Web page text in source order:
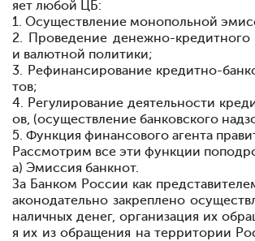
яет любой ЦБ:
1. Осуществление монопольной
2. Проведение денежно-кредитного
и валютной политики;
3. Рефинансирование кредитно-
тов;
4. Регулирование деятельности
ов, (осуществление банковского
5. Функция финансового агента
Рассмотрим все эти функции
а) Эмиссия банкнот.
За Банком России как
аконодательно закреплено
наличных денег, организация их
я их из обращения на территории